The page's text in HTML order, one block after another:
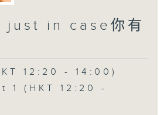
just in case你有
12:20 - 14:00)
1 (HKT 12:20 -